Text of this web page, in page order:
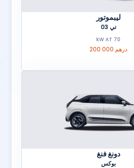
ليبموتور
تي 03
70 kW AT
200 000 درهم
دونغ فنغ
بوكس